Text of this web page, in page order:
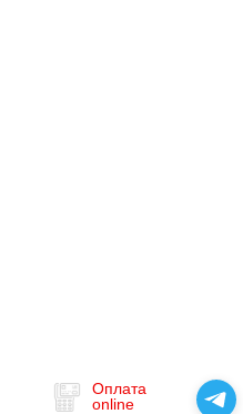
Оплата
online